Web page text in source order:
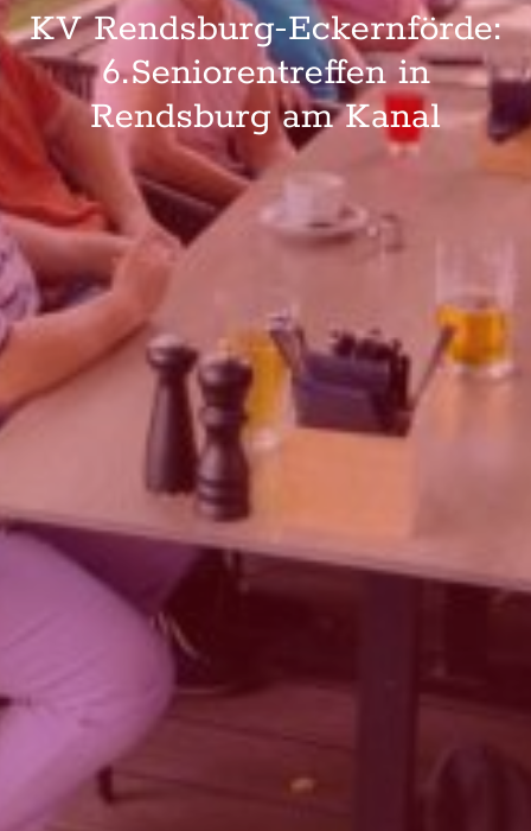
KV Rendsburg-Eckernförde:
6.Seniorentreffen in
Rendsburg am Kanal